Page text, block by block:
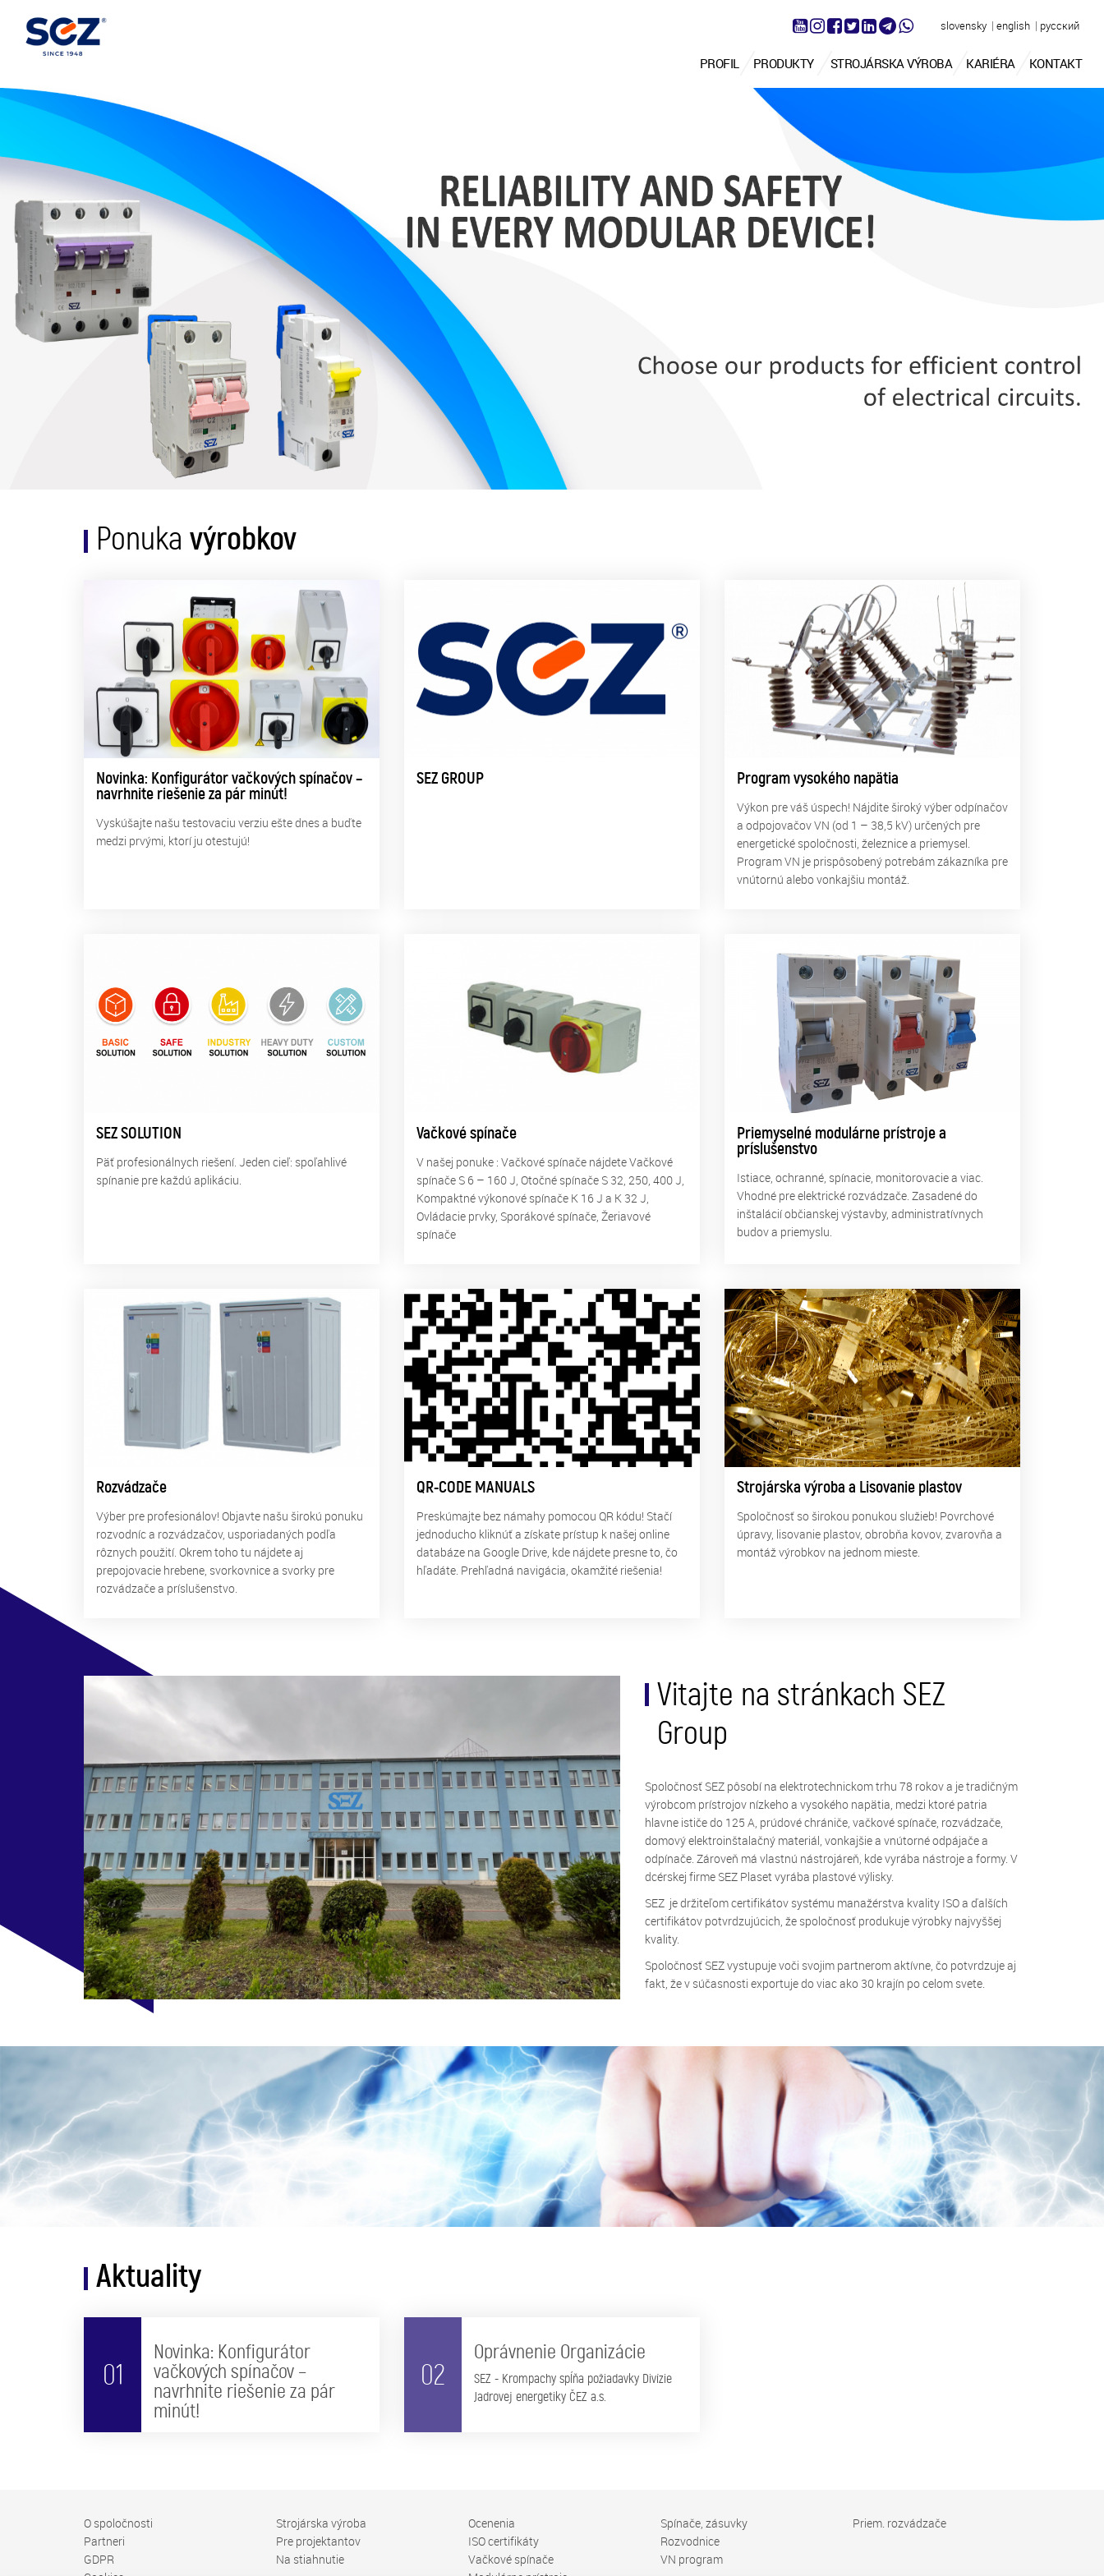
slovensky | english | русский
PROFIL PRODUKTY STROJÁRSKA VÝROBA KARIÉRA KONTAKT
Ponuka výrobkov
Novinka: Konfigurátor vačkových spínačov –
navrhnite riešenie za pár minút!
Vyskúšajte našu testovaciu verziu ešte dnes a buďte
medzi prvými, ktorí ju otestujú!
SEZ GROUP Program vysokého napätia
Výkon pre váš úspech! Nájdite široký výber odpínačov
a odpojovačov VN (od 1 – 38,5 kV) určených pre
energetické spoločnosti, železnice a priemysel.
Program VN je prispôsobený potrebám zákazníka pre
vnútornú alebo vonkajšiu montáž.
SEZ SOLUTION
Päť profesionálnych riešení. Jeden cieľ: spoľahlivé
spínanie pre každú aplikáciu.
Vačkové spínače
V našej ponuke : Vačkové spínače nájdete Vačkové
spínače S 6 – 160 J, Otočné spínače S 32, 250, 400 J,
Kompaktné výkonové spínače K 16 J a K 32 J,
Ovládacie prvky, Sporákové spínače, Žeriavové
spínače
Priemyselné modulárne prístroje a
príslušenstvo
Istiace, ochranné, spínacie, monitorovacie a viac.
Vhodné pre elektrické rozvádzače. Zasadené do
inštalácií občianskej výstavby, administratívnych
budov a priemyslu.
Rozvádzače
Výber pre profesionálov! Objavte našu širokú ponuku
rozvodníc a rozvádzačov, usporiadaných podľa
rôznych použití. Okrem toho tu nájdete aj
prepojovacie hrebene, svorkovnice a svorky pre
rozvádzače a príslušenstvo.
QR-CODE MANUALS
Preskúmajte bez námahy pomocou QR kódu! Stačí
jednoducho kliknúť a získate prístup k našej online
databáze na Google Drive, kde nájdete presne to, čo
hľadáte. Prehľadná navigácia, okamžité riešenia!
Strojárska výroba a Lisovanie plastov
Spoločnosť so širokou ponukou služieb! Povrchové
úpravy, lisovanie plastov, obrobňa kovov, zvarovňa a
montáž výrobkov na jednom mieste.
Vitajte na stránkach SEZ
Group
Spoločnosť SEZ pôsobí na elektrotechnickom trhu 78 rokov a je tradičným
výrobcom prístrojov nízkeho a vysokého napätia, medzi ktoré patria
hlavne ističe do 125 A, prúdové chrániče, vačkové spínače, rozvádzače,
domový elektroinštalačný materiál, vonkajšie a vnútorné odpájače a
odpínače. Zároveň má vlastnú nástrojáreň, kde vyrába nástroje a formy. V
dcérskej firme SEZ Plaset vyrába plastové výlisky.
SEZ je držiteľom certifikátov systému manažérstva kvality ISO a ďalších
certifikátov potvrdzujúcich, že spoločnosť produkuje výrobky najvyššej
kvality.
Spoločnosť SEZ vystupuje voči svojim partnerom aktívne, čo potvrdzuje aj
fakt, že v súčasnosti exportuje do viac ako 30 krajín po celom svete.
Aktuality
01
Novinka: Konfigurátor
vačkových spínačov –
navrhnite riešenie za pár
minút!
02
Oprávnenie Organizácie
SEZ - Krompachy spĺňa požiadavky Divízie
Jadrovej energetiky ČEZ a.s.
O spoločnosti
Partneri
GDPR
Strojárska výroba
Pre projektantov
Na stiahnutie
Ocenenia
ISO certifikáty
Vačkové spínače
Spínače, zásuvky
Rozvodnice
VN program
Priem. rozvádzače